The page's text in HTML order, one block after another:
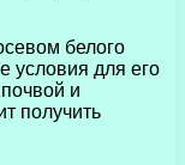
белого
условия для его
и
получить